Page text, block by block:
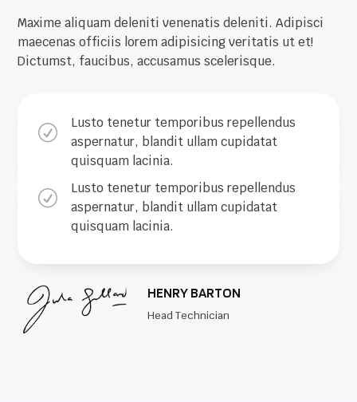
Maxime aliquam deleniti venenatis deleniti. Adipisci
maecenas officiis lorem adipisicing veritatis ut et!
Dictumst, faucibus, accusamus scelerisque.
R
Lusto tenetur temporibus repellendus
aspernatur, blandit ullam cupidatat
quisquam lacinia.
R
Lusto tenetur temporibus repellendus
aspernatur, blandit ullam cupidatat
quisquam lacinia.
HENRY BARTON
Head Technician